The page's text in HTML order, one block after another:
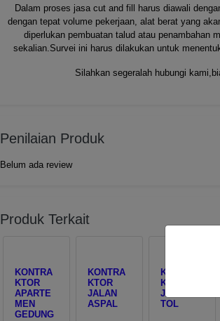
Dalam proses jasa cut and fill harus diawali
dengan tepat volume pekerjaan, alat berat yang
diperlukan pembuatan talud atau penambahan
sekalian.Survei ini harus dilakukan untuk
Silahkan segeralah hubungi
Penilaian Produk
Belum ada review
Produk Terkait
KONTRA
KTOR
APARTE
MEN
GEDUNG
KONTRA
KTOR
JALAN
ASPAL
KONTRA
KTOR
JALAN
TOL